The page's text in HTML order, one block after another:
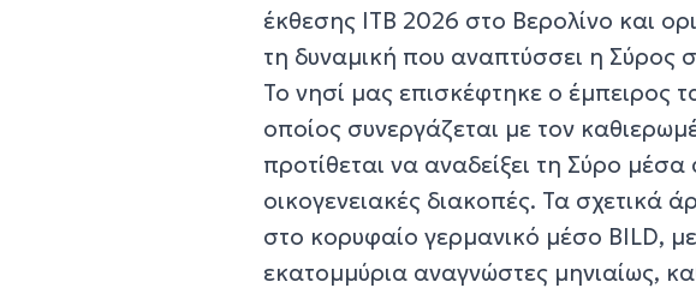
έκθεσης ITB 2026 στο Βερολίνο και
τη δυναμική που αναπτύσσει η Σύρος
Το νησί μας επισκέφτηκε ο έμπειρος
οποίος συνεργάζεται με τον
προτίθεται να αναδείξει τη Σύρο
οικογενειακές διακοπές. Τα σχετικά
στο κορυφαίο γερμανικό μέσο BILD,
εκατομμύρια αναγνώστες μηνιαίως,